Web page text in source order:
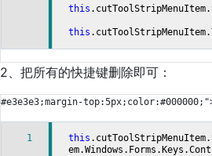
this
this
2、把所有的快捷键删除即可：
#e3e3e3;margin-
1 this